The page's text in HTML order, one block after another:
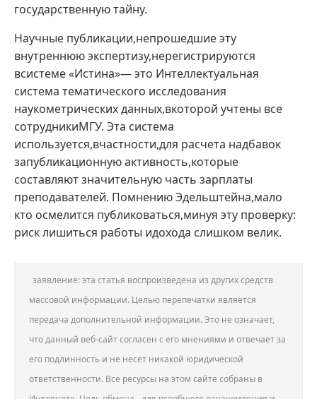
государственную тайну.
Научные публикации,непрошедшие эту
внутреннюю экспертизу,нерегистрируются
всистеме «Истина»— это Интеллектуальная
система тематического исследования
наукометрических данных,вкоторой учтены все
сотрудникиМГУ. Эта система
используется,вчастности,для расчета надбавок
запубликационную активность,которые
составляют значительную часть зарплаты
преподавателей. Помнению Эдельштейна,мало
кто осмелится публиковаться,минуя эту проверку:
риск лишиться работы идохода слишком велик.
заявление: эта статья воспроизведена из других средств
массовой информации. Целью перепечатки является
передача дополнительной информации. Это не означает,
что данный веб-сайт согласен с его мнениями и отвечает за
его подлинность и не несет никакой юридической
ответственности. Все ресурсы на этом сайте собраны в